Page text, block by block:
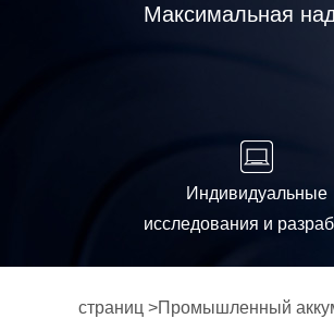
Максимальная
Индивидуальные
исследования и
страниц >Промышленный